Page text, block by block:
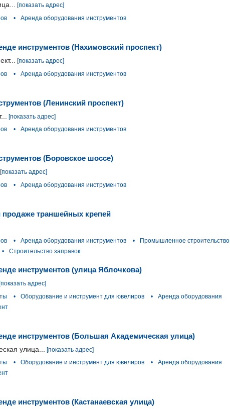
[показать адрес]
•
Аренда оборудования инструментов
инструментов (Нахимовский проспект)
[показать адрес]
•
Аренда оборудования инструментов
(Ленинский проспект)
[показать адрес]
•
Аренда оборудования инструментов
(Боровское шоссе)
[показать адрес]
•
Аренда оборудования инструментов
траншейных крепей
• Аренда оборудования инструментов •
Промышленное строительство
• Строительство заправок
инструментов (улица Яблочкова)
адрес]
• Оборудование и инструмент для ювелиров •
Аренда оборудования
инструментов (Большая Академическая улица)
улица...
[показать адрес]
• Оборудование и инструмент для ювелиров •
Аренда оборудования
инструментов (Кастанаевская улица)